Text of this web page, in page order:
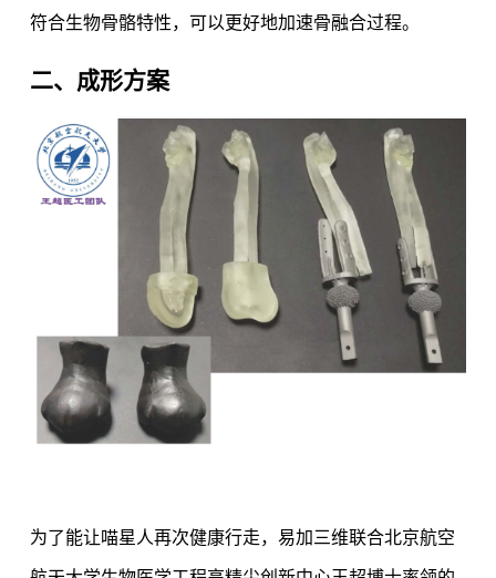
符合生物骨骼特性，可以更好地加速骨融合过程。
二、成形方案
为了能让喵星人再次健康行走，易加三维联合北京航空